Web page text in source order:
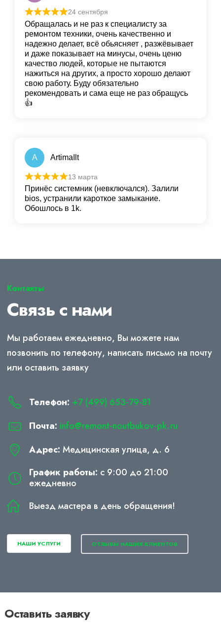
24 сентября
Обращалась и не раз к специалисту за
ремонтом техники, очень качественно и
надежно делает, всё обьясняет , разжёвывает
и даже показывает на минусы, очень ценю
качество людей, которые не пытаются
нажиться на других, а просто хорошо делают
свою работу. Буду обязательно
рекомендовать и сама еще не раз обращусь
👍
A ArtimaIlt
13 марта
Принёс системник (невключался). Залили
bios, устранили кароткое замыкание.
Обошлось в 1k.
Контакты
Связь с нами
Мы работаем ежедневно, Вы можете нам
позвонить по телефону, написать письмо на почту
или оставить заявку
Телефон: +7 (499) 653-79-81
Почта: info@remont-noutbukov-pk.ru
Адрес: Медицинская улица, д. 6
График работы: с 9:00 до 21:00
ежедневно
Выезд мастера в день обращения!
НАШИ УСЛУГИ ОТЗЫВЫ НАШИХ КЛИЕНТОВ
Оставить заявку